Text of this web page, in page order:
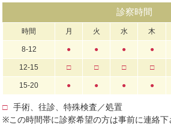
診察時間
時間 月 火 水 木
8-12 ● ● ● ●
12-15 □ □ □ □
15-20 ● ● ● ●
□
手術、往診、特殊検査／処置
※この時間帯に診察希望の方は事前に連絡下